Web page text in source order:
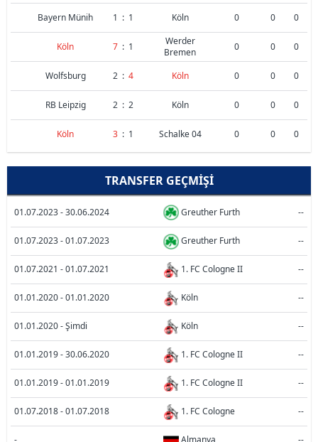
Bayern Münih 1 : 1 Köln 0 0 0
Köln 7 : 1
Werder
Bremen
0 0 0
Wolfsburg 2 : 4 Köln 0 0 0
RB Leipzig 2 : 2 Köln 0 0 0
Köln 3 : 1 Schalke 04 0 0 0
TRANSFER GEÇMIŞI
01.07.2023 - 30.06.2024 Greuther Furth --
01.07.2023 - 01.07.2023 Greuther Furth --
01.07.2021 - 01.07.2021 1. FC Cologne II --
01.01.2020 - 01.01.2020 Köln --
01.01.2020 - Şimdi Köln --
01.01.2019 - 30.06.2020 1. FC Cologne II --
01.01.2019 - 01.01.2019 1. FC Cologne II --
01.07.2018 - 01.07.2018 1. FC Cologne --
- Almanya --